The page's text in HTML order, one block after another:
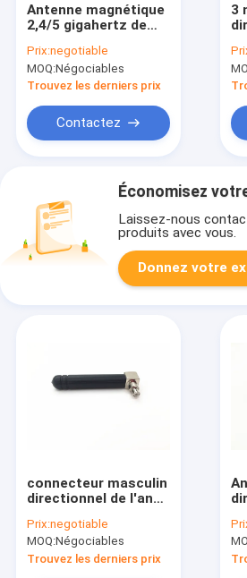
Antenne magnétique
2,4/5 gigahertz de
d'antenne à deux
bandes pour le
système d'IEEE
Prix:negotiable
MOQ:Négociables
Trouvez les derniers prix
Contactez
3
Économisez
Laissez-nous
produits avec vous.
Donnez votre
connecteur masculin
directionnel de l'ange
d'antenne de 2.4G 2
Dbi Omni WiFi
Prix:negotiable
MOQ:Négociables
Trouvez les derniers prix